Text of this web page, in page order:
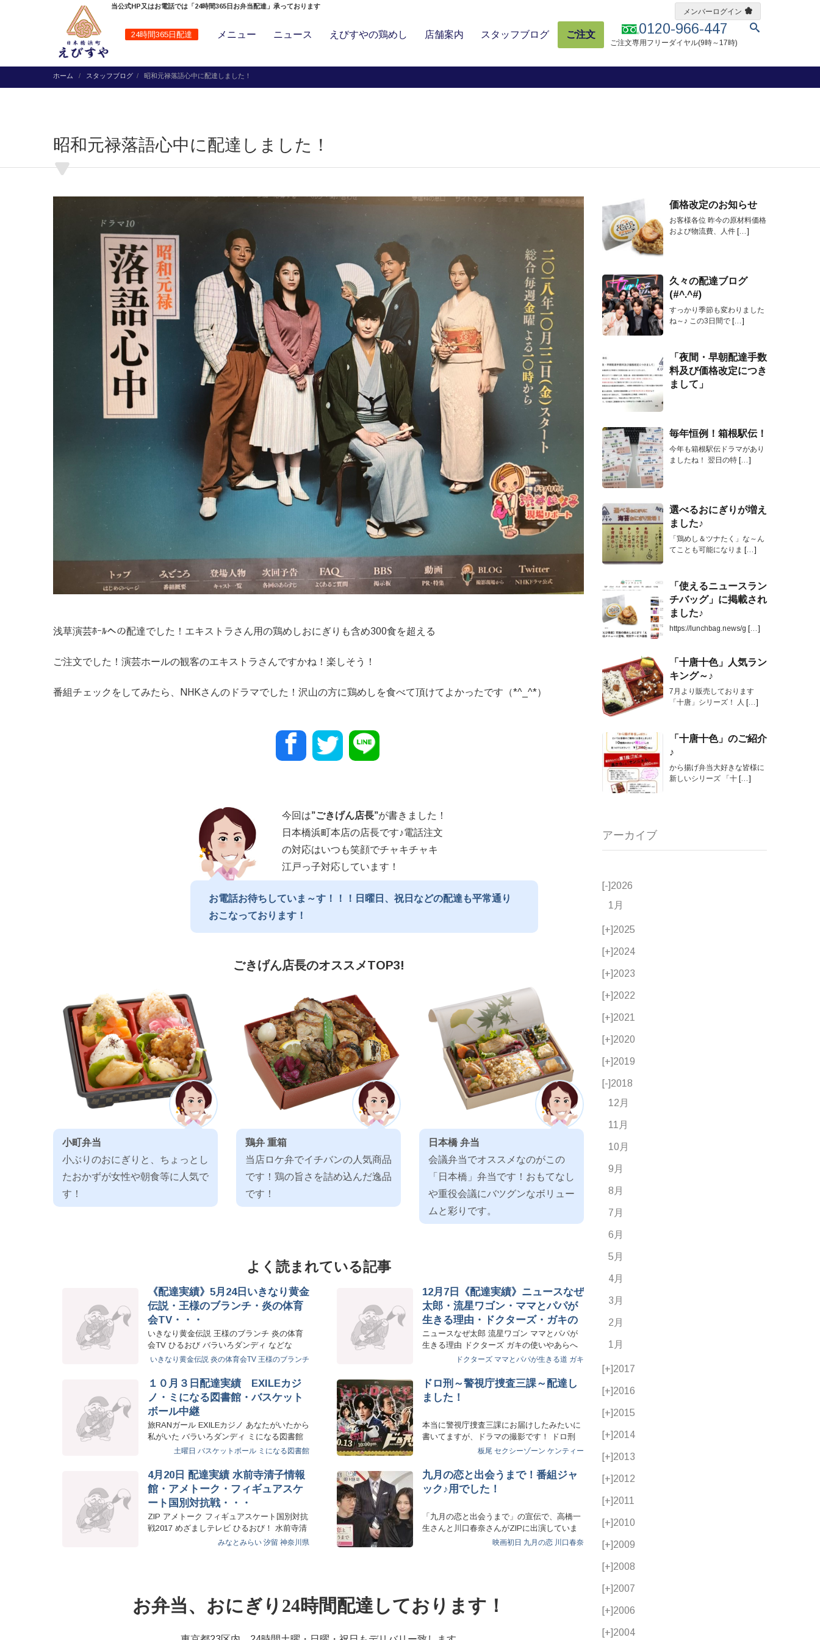
24時間365日配達 0120-966-447
ご注文専用フリーダイヤル(9時～17時)
メニュー ニュース えびすやの鶏めし 店舗案内 スタッフブログ ご注文
当公式HP又はお電話では「24時間365日お弁当配達」承っております
メンバーログイン
ホーム スタッフブログ 昭和元禄落語心中に配達しました！
昭和元禄落語心中に配達しました！
浅草演芸ﾎｰﾙへの配達でした！エキストラさん用の鶏めしおにぎりも含め300食を超える
ご注文でした！演芸ホールの観客のエキストラさんですかね！楽しそう！
番組チェックをしてみたら、NHKさんのドラマでした！沢山の方に鶏めしを食べて頂けてよかったです（*^_^*）
今回は”ごきげん店長”が書きました！
日本橋浜町本店の店長です♪電話注文
の対応はいつも笑顔でチャキチャキ
江戸っ子対応しています！
お電話お待ちしていま～す！！！日曜日、祝日などの配達も平常通り
おこなっております！
ごきげん店長のオススメTOP3!
小町弁当
小ぶりのおにぎりと、ちょっとし
たおかずが女性や朝食等に人気で
す！
鶏弁 重箱
当店ロケ弁でイチバンの人気商品
です！鶏の旨さを詰め込んだ逸品
です！
日本橋 弁当
会議弁当でオススメなのがこの
「日本橋」弁当です！おもてなし
や重役会議にバツグンなボリュー
ムと彩りです。
よく読まれている記事
《配達実績》5月24日いきなり黄金
伝説・王様のブランチ・炎の体育
会TV・・・
いきなり黄金伝説 王様のブランチ 炎の体育
会TV ひるおび バラいろダンディ などな
ど！！ 本日もたくさんのお…
いきなり黄金伝説 炎の体育会TV 王様のブランチ
12月7日《配達実績》ニュースなぜ
太郎・流星ワゴン・ママとパパが
生きる理由・ドクターズ・ガキの
使いやあらへんで・ネプリーグ
ニュースなぜ太郎 流星ワゴン ママとパパが
生きる理由 ドクターズ ガキの使いやあらへ
んで ネプリーグ…
ドクターズ ママとパパが生きる道 ガキ
１０月３日配達実績 EXILEカジ
ノ・ミになる図書館・バスケット
ボール中継
旅RANガール EXILEカジノ あなたがいたから
私がいた バラいろダンディ ミになる図書館
バスケットボール…
土曜日 バスケットボール ミになる図書館
ドロ刑～警視庁捜査三課～配達し
ました！
本当に警視庁捜査三課にお届けしたみたいに
書いてますが、ドラマの撮影です！ ドロ刑
様？泥棒に様を付…
板尾 セクシーゾーン ケンティー
4月20日 配達実績 水前寺清子情報
館・アメトーク・フィギュアスケ
ート国別対抗戦・・・
ZIP アメトーク フィギュアスケート国別対抗
戦2017 めざましテレビ ひるおび！ 水前寺清
みなとみらい 汐留 神奈川県
九月の恋と出会うまで！番組ジャ
ック♪用でした！
「九月の恋と出会うまで」の宣伝で、高橋一
生さんと川口春奈さんがZIPに出演していま
映画初日 九月の恋 川口春奈
お弁当、おにぎり24時間配達しております！
価格改定のお知らせ
お客様各位 昨今の原材料価格
および物流費、人件 […]
久々の配達ブログ
(#^.^#)
すっかり季節も変わりました
ね～♪ この3日間で […]
「夜間・早朝配達手数
料及び価格改定につき
まして」
毎年恒例！箱根駅伝！
今年も箱根駅伝ドラマがあり
ましたね！ 翌日の特 […]
選べるおにぎりが増え
ました♪
「鶏めし＆ツナたく」な～ん
てことも可能になりま […]
「使えるニュースラン
チバッグ」に掲載され
ました♪
https://lunchbag.news/g […]
「十唐十色」人気ラン
キング～♪
7月より販売しております
「十唐」シリーズ！ 人 […]
「十唐十色」のご紹介
♪
から揚げ弁当大好きな皆様に
新しいシリーズ 「十 […]
アーカイブ
[-]2026
1月
[+]2025
[+]2024
[+]2023
[+]2022
[+]2021
[+]2020
[+]2019
[-]2018
12月
11月
10月
9月
8月
7月
6月
5月
4月
3月
2月
1月
[+]2017
[+]2016
[+]2015
[+]2014
[+]2013
[+]2012
[+]2011
[+]2010
[+]2009
[+]2008
[+]2007
[+]2006
[+]2004